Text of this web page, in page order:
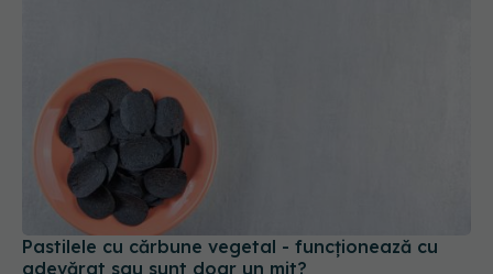
Pastilele cu cărbune vegetal - funcționează cu
adevărat sau sunt doar un mit?